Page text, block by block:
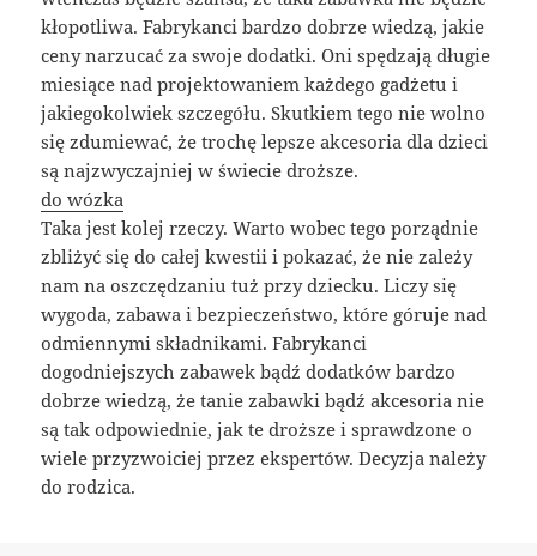
kłopotliwa. Fabrykanci bardzo dobrze wiedzą, jakie
ceny narzucać za swoje dodatki. Oni spędzają długie
miesiące nad projektowaniem każdego gadżetu i
jakiegokolwiek szczegółu. Skutkiem tego nie wolno
się zdumiewać, że trochę lepsze akcesoria dla dzieci
są najzwyczajniej w świecie droższe.
do wózka
Taka jest kolej rzeczy. Warto wobec tego porządnie
zbliżyć się do całej kwestii i pokazać, że nie zależy
nam na oszczędzaniu tuż przy dziecku. Liczy się
wygoda, zabawa i bezpieczeństwo, które góruje nad
odmiennymi składnikami. Fabrykanci
dogodniejszych zabawek bądź dodatków bardzo
dobrze wiedzą, że tanie zabawki bądź akcesoria nie
są tak odpowiednie, jak te droższe i sprawdzone o
wiele przyzwoiciej przez ekspertów. Decyzja należy
do rodzica.